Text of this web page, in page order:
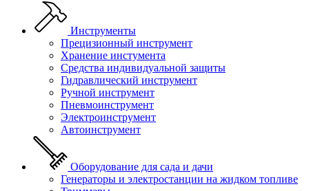
Инструменты
Прецизионный инструмент
Хранение инстумента
Средства индивидуальной защиты
Гидравлический инструмент
Ручной инструмент
Пневмоинструмент
Электроинструмент
Автоинструмент
Оборудование для сада и дачи
Генераторы и электростанции на жидком топливе